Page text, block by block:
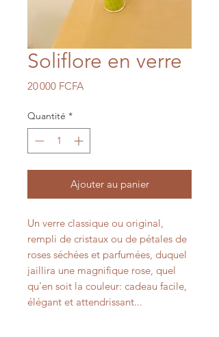
Soliflore en verre
20 000 FCFAPrix
Quantité *
Ajouter au panier
Un verre classique ou original,
rempli de cristaux ou de pétales de
roses séchées et parfumées, duquel
jaillira une magnifique rose, quel
qu'en soit la couleur: cadeau facile,
élégant et attendrissant...